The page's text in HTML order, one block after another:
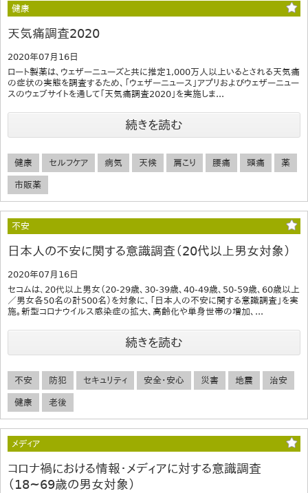
健康
天気痛調査2020
2020年07月16日
ロート製薬は、ウェザーニューズと共に推定1,000万人以上いるとされる天気痛
の症状の実態を調査するため、「ウェザーニュース」アプリおよびウェザーニュー
スのウェブサイトを通して「天気痛調査2020」を実施しま...
続きを読む
健康 セルフケア 病気 天候 肩こり 腰痛 頭痛 薬
市販薬
不安
日本人の不安に関する意識調査（20代以上男女対象）
2020年07月16日
セコムは、20代以上男女（20-29歳、30-39歳、40-49歳、50-59歳、60歳以上
／男女各50名の計500名）を対象に、「日本人の不安に関する意識調査」を実
施。新型コロナウイルス感染症の拡大、高齢化や単身世帯の増加、...
続きを読む
不安 防犯 セキュリティ 安全・安心 災害 地震 治安
健康 老後
メディア
コロナ禍における情報・メディアに対する意識調査
（18~69歳の男女対象）